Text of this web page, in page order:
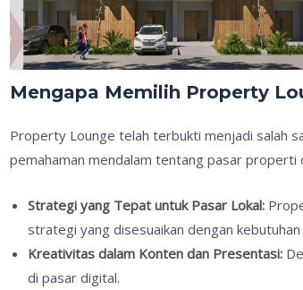
Mengapa Memilih Property
Property Lounge telah terbukti menjadi salah
pemahaman mendalam tentang pasar properti
Strategi yang Tepat untuk Pasar Lokal:
strategi yang disesuaikan dengan kebutuhan
Kreativitas dalam Konten dan Presentasi:
di pasar digital.